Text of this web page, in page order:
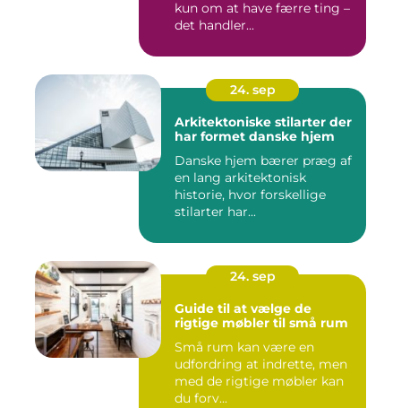
kun om at have færre ting –
det handler...
24. sep
Arkitektoniske stilarter der
har formet danske hjem
Danske hjem bærer præg af
en lang arkitektonisk
historie, hvor forskellige
stilarter har...
24. sep
Guide til at vælge de
rigtige møbler til små rum
Små rum kan være en
udfordring at indrette, men
med de rigtige møbler kan
du forv...